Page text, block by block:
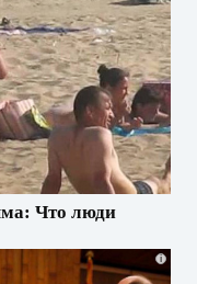
Что люди
i